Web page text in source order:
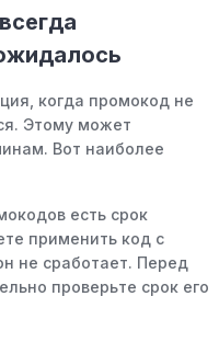
когда промокод не
Этому может
Вот наиболее
есть срок
применить код с
не сработает. Перед
проверьте срок его